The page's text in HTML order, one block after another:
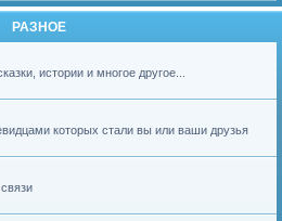
РАЗНОЕ
истории и многое другое...
которых стали вы или ваши друзья